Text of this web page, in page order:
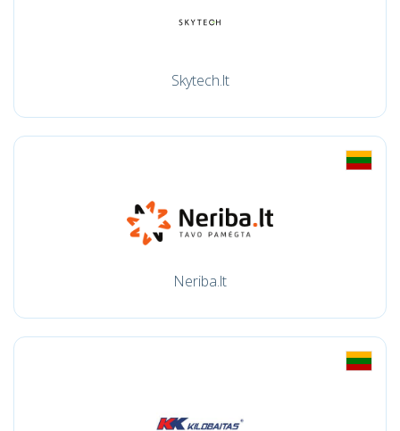
Skytech.lt
Neriba.lt